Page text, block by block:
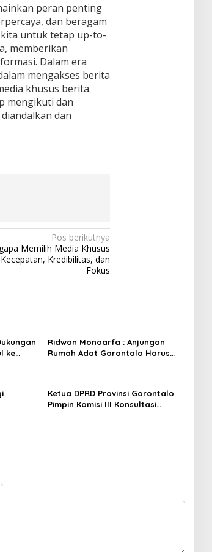
peran penting
dan beragam
untuk tetap up-to-
memberikan
Dalam era
mengakses berita
khusus berita.
mengikuti dan
dan
Pos berikutnya
Memilih Media Khusus
Kredibilitas, dan
Fokus
ke
Ridwan Monoarfa : Anjungan
Rumah Adat Gorontalo Harus
Ketua DPRD Provinsi Gorontalo
Pimpin Komisi III Konsultasi
*